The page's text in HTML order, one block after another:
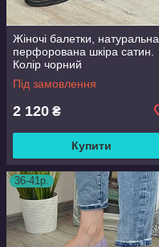
Жіночі балетки, натуральна
перфорована шкіра сатин.
Колір чорний
Під замовлення
2 120 ₴
Купити
36-41р.